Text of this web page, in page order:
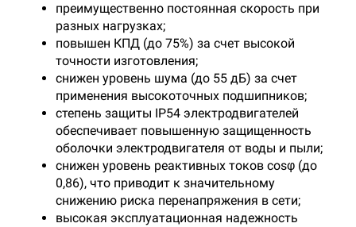
преимущественно постоянная скорость при
разных нагрузках;
повышен КПД (до 75%) за счет высокой
точности изготовления;
снижен уровень шума (до 55 дБ) за счет
применения высокоточных подшипников;
степень защиты IP54 электродвигателей
обеспечивает повышенную защищенность
оболочки электродвигателя от воды и пыли;
снижен уровень реактивных токов cosφ (до
0,86), что приводит к значительному
снижению риска перенапряжения в сети;
высокая эксплуатационная надежность